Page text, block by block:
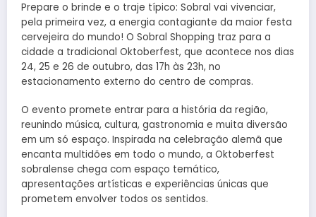
Prepare o brinde e o traje típico: Sobral vai vivenciar,
pela primeira vez, a energia contagiante da maior festa
cervejeira do mundo! O Sobral Shopping traz para a
cidade a tradicional Oktoberfest, que acontece nos dias
24, 25 e 26 de outubro, das 17h às 23h, no
estacionamento externo do centro de compras.
O evento promete entrar para a história da região,
reunindo música, cultura, gastronomia e muita diversão
em um só espaço. Inspirada na celebração alemã que
encanta multidões em todo o mundo, a Oktoberfest
sobralense chega com espaço temático,
apresentações artísticas e experiências únicas que
prometem envolver todos os sentidos.